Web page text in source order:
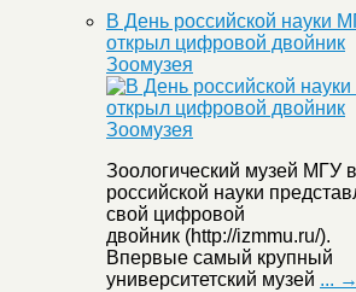
В День российской науки
открыл цифровой двойник
Зоомузея
Зоологический музей МГУ
российской науки
свой цифровой
двойник (http://izmmu.ru/).
Впервые самый крупный
университетский музей ... →